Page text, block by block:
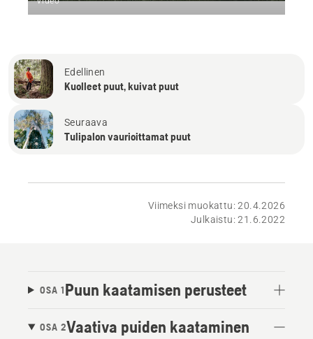
Edellinen
Kuolleet puut, kuivat puut
Seuraava
Tulipalon vaurioittamat puut
Viimeksi muokattu: 20.4.2026
Julkaistu: 21.6.2022
OSA 1Puun kaatamisen perusteet
OSA 2Vaativa puiden kaataminen